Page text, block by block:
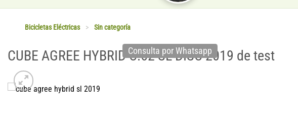
Bicicletas Eléctricas > Sin categoría
CUBE AGREE HYBRID C:62 SL DISC 2019 de test
Consulta por Whatsapp